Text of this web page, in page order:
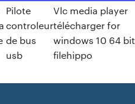
Pilote
controleur
de bus
usb
Vlc media player
télécharger for
windows 10 64 bit
filehippo